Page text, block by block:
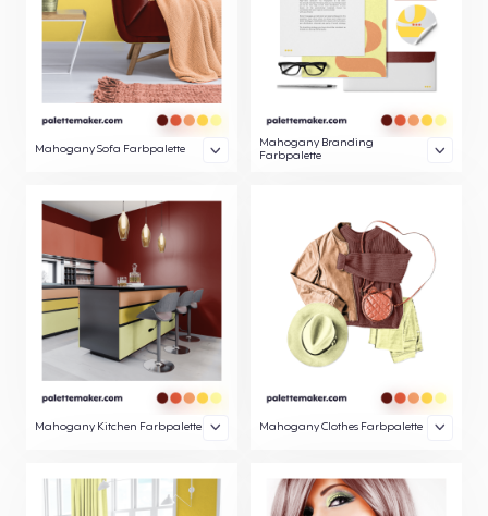
Mahogany Sofa Farbpalette
Mahogany Branding
Farbpalette
Mahogany Kitchen Farbpalette Mahogany Clothes Farbpalette